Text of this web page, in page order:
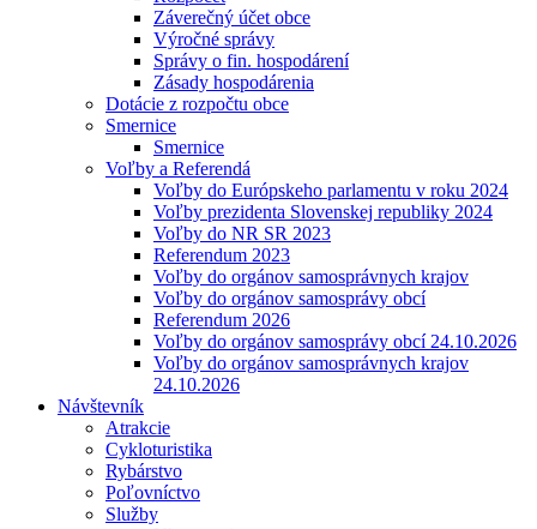
Záverečný účet obce
Výročné správy
Správy o fin. hospodárení
Zásady hospodárenia
Dotácie z rozpočtu obce
Smernice
Smernice
Voľby a Referendá
Voľby do Európskeho parlamentu v roku 2024
Voľby prezidenta Slovenskej republiky 2024
Voľby do NR SR 2023
Referendum 2023
Voľby do orgánov samosprávnych krajov
Voľby do orgánov samosprávy obcí
Referendum 2026
Voľby do orgánov samosprávy obcí 24.10.2026
Voľby do orgánov samosprávnych krajov
24.10.2026
Návštevník
Atrakcie
Cykloturistika
Rybárstvo
Poľovníctvo
Služby